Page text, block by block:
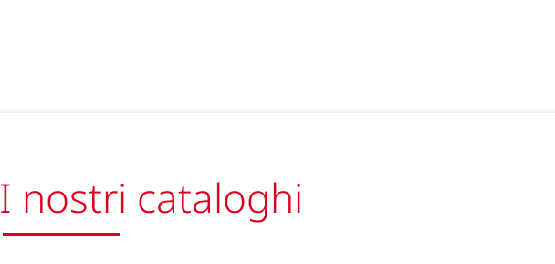
I nostri cataloghi